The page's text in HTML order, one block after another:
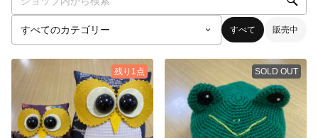
すべて 販売中
残り1点 SOLD OUT